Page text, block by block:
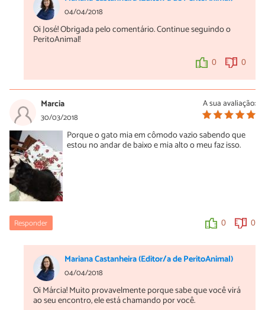
04/04/2018
Oi José! Obrigada pelo comentário. Continue seguindo o
PeritoAnimal!
0 0
A sua avaliação:
Marcia
30/03/2018
Porque o gato mia em cômodo vazio sabendo que
estou no andar de baixo e mia alto o meu faz isso.
Responder 0 0
Mariana Castanheira (Editor/a de PeritoAnimal)
04/04/2018
Oi Márcia! Muito provavelmente porque sabe que você virá
ao seu encontro, ele está chamando por você.